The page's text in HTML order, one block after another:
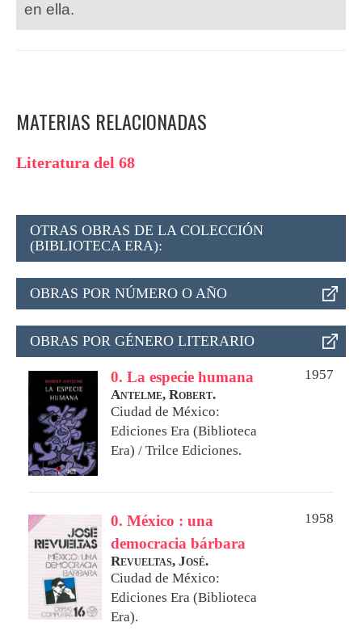
en ella.
MATERIAS RELACIONADAS
Literatura del 68
OTRAS OBRAS DE LA COLECCIÓN
(BIBLIOTECA ERA):
OBRAS POR NÚMERO O AÑO
OBRAS POR GÉNERO LITERARIO
0. La especie humana
1957
Antelme, Robert.
Ciudad de México:
Ediciones Era (Biblioteca
Era) / Trilce Ediciones.
0. México : una
democracia bárbara
1958
Revueltas, José.
Ciudad de México:
Ediciones Era (Biblioteca
Era).